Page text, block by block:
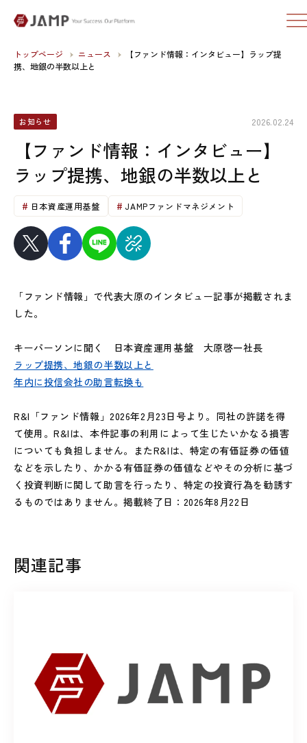
トップページ ニュース
【ファンド情報：インタビュー】ラップ提
携、地銀の半数以上と
お知らせ 2026.02.24
【ファンド情報：インタビュー】
ラップ提携、地銀の半数以上と
日本資産運用基盤 JAMPファンドマネジメント
「ファンド情報」で代表大原のインタビュー記事が掲載されま
した。
キーパーソンに聞く 日本資産運用基盤 大原啓一社長
ラップ提携、地銀の半数以上と
年内に投信会社の助言転換も
R&I「ファンド情報」2026年2月23日号より。同社の許諾を得
て使用。R&Iは、本件記事の利用によって生じたいかなる損害
についても負担しません。またR&Iは、特定の有価証券の価値
などを示したり、かかる有価証券の価値などやその分析に基づ
く投資判断に関して助言を行ったり、特定の投資行為を勧誘す
るものではありません。掲載終了日：2026年8月22日
関連記事